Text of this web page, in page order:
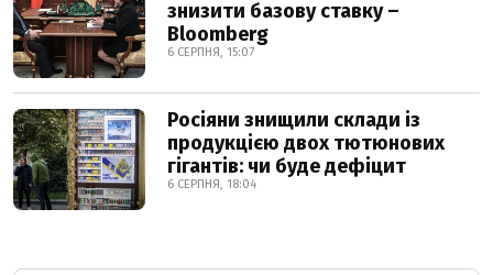
знизити базову ставку –
Bloomberg
6 СЕРПНЯ, 15:07
Росіяни знищили склади із
продукцією двох тютюнових
гігантів: чи буде дефіцит
6 СЕРПНЯ, 18:04